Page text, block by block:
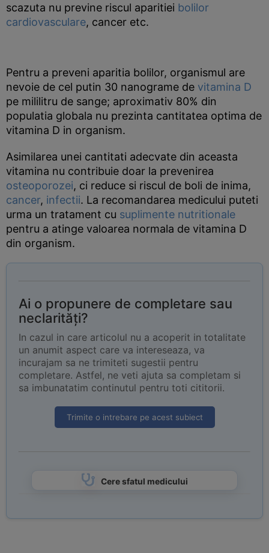
scazuta nu previne riscul aparitiei bolilor
cardiovasculare, cancer etc.
Pentru a preveni aparitia bolilor, organismul are
nevoie de cel putin 30 nanograme de vitamina D
pe mililitru de sange; aproximativ 80% din
populatia globala nu prezinta cantitatea optima de
vitamina D in organism.
Asimilarea unei cantitati adecvate din aceasta
vitamina nu contribuie doar la prevenirea
osteoporozei, ci reduce si riscul de boli de inima,
cancer, infectii. La recomandarea medicului puteti
urma un tratament cu suplimente nutritionale
pentru a atinge valoarea normala de vitamina D
din organism.
Ai o propunere de completare sau
neclarități?
In cazul in care articolul nu a acoperit in totalitate
un anumit aspect care va intereseaza, va
incurajam sa ne trimiteti sugestii pentru
completare. Astfel, ne veti ajuta sa completam si
sa imbunatatim continutul pentru toti cititorii.
Trimite o intrebare pe acest subiect
Cere sfatul medicului